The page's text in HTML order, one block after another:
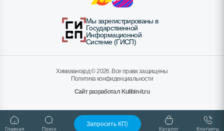
Мы зарегистрированы в
Государственной
Информационной
Системе (ГИСП)
Химавангард © 2026 . Все права защищены
Политика конфиденциальности
Сайт разработал Kulibin-it.ru
Главная Поиск
Запросить КП
Каталог Контакты